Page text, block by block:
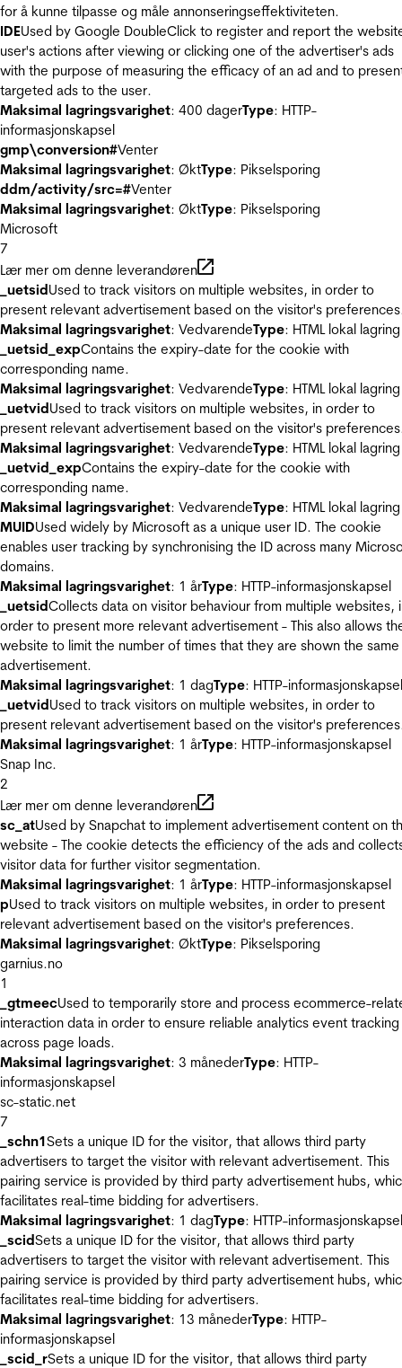
for å kunne tilpasse og måle annonseringseffektiviteten.
IDEUsed by Google DoubleClick to register and report the
user's actions after viewing or clicking one of the advertiser's ads
with the purpose of measuring the efficacy of an ad and to
targeted ads to the user.
Maksimal lagringsvarighet: 400 dagerType: HTTP-
informasjonskapsel
gmp\conversion#Venter
Maksimal lagringsvarighet: ØktType: Pikselsporing
ddm/activity/src=#Venter
Maksimal lagringsvarighet: ØktType: Pikselsporing
Microsoft
7
Lær mer om denne leverandøren
_uetsidUsed to track visitors on multiple websites, in order to
present relevant advertisement based on the visitor's
Maksimal lagringsvarighet: VedvarendeType: HTML lokal lagring
_uetsid_expContains the expiry-date for the cookie with
corresponding name.
Maksimal lagringsvarighet: VedvarendeType: HTML lokal lagring
_uetvidUsed to track visitors on multiple websites, in order to
present relevant advertisement based on the visitor's
Maksimal lagringsvarighet: VedvarendeType: HTML lokal lagring
_uetvid_expContains the expiry-date for the cookie with
corresponding name.
Maksimal lagringsvarighet: VedvarendeType: HTML lokal lagring
MUIDUsed widely by Microsoft as a unique user ID. The cookie
enables user tracking by synchronising the ID across many
domains.
Maksimal lagringsvarighet: 1 årType: HTTP-informasjonskapsel
_uetsidCollects data on visitor behaviour from multiple websites,
order to present more relevant advertisement - This also allows
website to limit the number of times that they are shown the same
advertisement.
Maksimal lagringsvarighet: 1 dagType: HTTP-informasjonskapsel
_uetvidUsed to track visitors on multiple websites, in order to
present relevant advertisement based on the visitor's
Maksimal lagringsvarighet: 1 årType: HTTP-informasjonskapsel
Snap Inc.
2
Lær mer om denne leverandøren
sc_atUsed by Snapchat to implement advertisement content on
website - The cookie detects the efficiency of the ads and
visitor data for further visitor segmentation.
Maksimal lagringsvarighet: 1 årType: HTTP-informasjonskapsel
pUsed to track visitors on multiple websites, in order to present
relevant advertisement based on the visitor's preferences.
Maksimal lagringsvarighet: ØktType: Pikselsporing
garnius.no
1
_gtmeecUsed to temporarily store and process ecommerce-
interaction data in order to ensure reliable analytics event tracking
across page loads.
Maksimal lagringsvarighet: 3 månederType: HTTP-
informasjonskapsel
sc-static.net
7
_schn1Sets a unique ID for the visitor, that allows third party
advertisers to target the visitor with relevant advertisement. This
pairing service is provided by third party advertisement hubs,
facilitates real-time bidding for advertisers.
Maksimal lagringsvarighet: 1 dagType: HTTP-informasjonskapsel
_scidSets a unique ID for the visitor, that allows third party
advertisers to target the visitor with relevant advertisement. This
pairing service is provided by third party advertisement hubs,
facilitates real-time bidding for advertisers.
Maksimal lagringsvarighet: 13 månederType: HTTP-
informasjonskapsel
_scid_rSets a unique ID for the visitor, that allows third party